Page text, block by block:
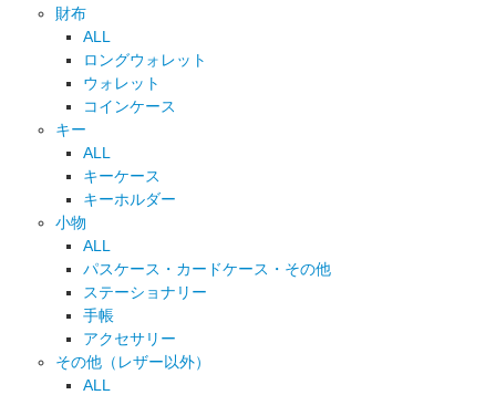
財布
ALL
ロングウォレット
ウォレット
コインケース
キー
ALL
キーケース
キーホルダー
小物
ALL
パスケース・カードケース・その他
ステーショナリー
手帳
アクセサリー
その他（レザー以外）
ALL